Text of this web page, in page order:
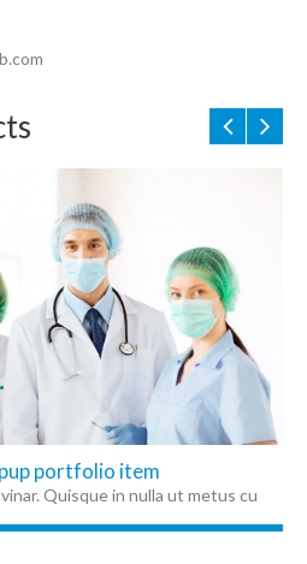
portfolio item
Quisque in nulla ut metus cu